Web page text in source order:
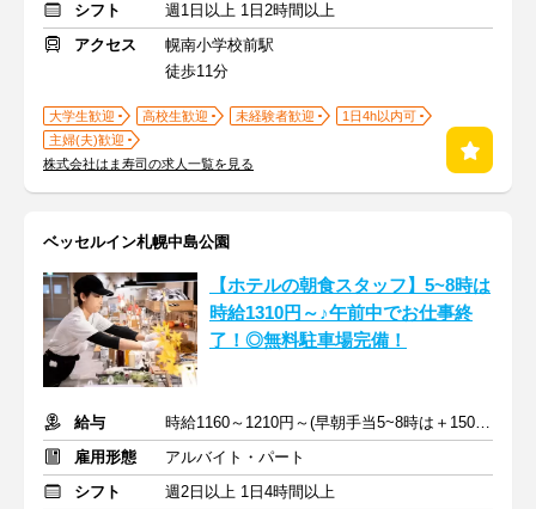
シフト
週1日以上 1日2時間以上
アクセス
幌南小学校前駅
徒歩11分
大学生歓迎 高校生歓迎 未経験者歓迎
1日4h以内可
主婦(夫)歓迎
株式会社はま寿司の求人一覧を見る
ベッセルイン札幌中島公園
【ホテルの朝食スタッフ】5~8時は
時給1310円～♪午前中でお仕事終
了！◎無料駐車場完備！
給与
時給1160～1210円～(早朝手当5~8時は＋150円UP)＋交通費規定支給
雇用形態
アルバイト・パート
シフト
週2日以上 1日4時間以上